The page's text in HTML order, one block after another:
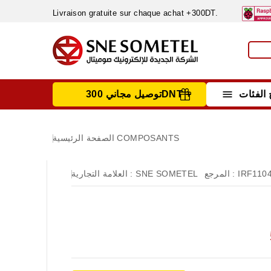
Livraison gratuite sur chaque achat +300DT.
 توصيل مجاني 300DNT +
الصفحة الرئيسية COMPOSANTS
العلامة التجارية : SNE SOMETEL المرجع :